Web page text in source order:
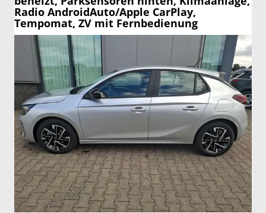
Radio AndroidAuto/Apple CarPlay,
Tempomat, ZV mit Fernbedienung